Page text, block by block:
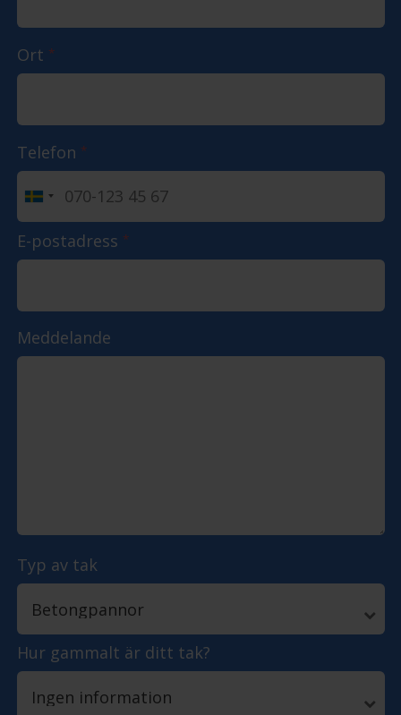
Ort *
Telefon *
E-postadress *
Meddelande
Typ av tak
Hur gammalt är ditt tak?